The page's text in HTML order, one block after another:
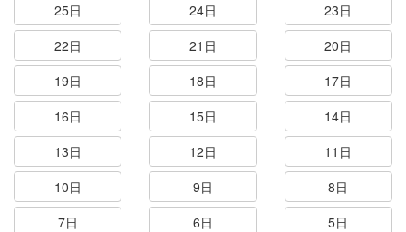
25日
24日
23日
22日
21日
20日
19日
18日
17日
16日
15日
14日
13日
12日
11日
10日
9日
8日
7日
6日
5日